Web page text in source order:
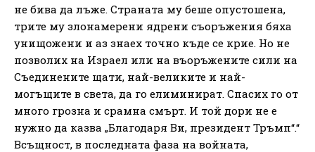
не бива да лъже. Страната му беше опустошена,
трите му злонамерени ядрени съоръжения бяха
унищожени и аз знаех точно къде се крие. Но не
позволих на Израел или на въоръжените сили на
Съединените щати, най-великите и най-
могъщите в света, да го елиминират. Спасих го от
много грозна и срамна смърт. И той дори не е
нужно да казва „Благодаря Ви, президент Тръмп“.“
Всъщност, в последната фаза на войната,